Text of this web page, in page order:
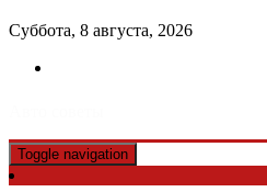
Суббота, 8 августа, 2026
Toggle navigation